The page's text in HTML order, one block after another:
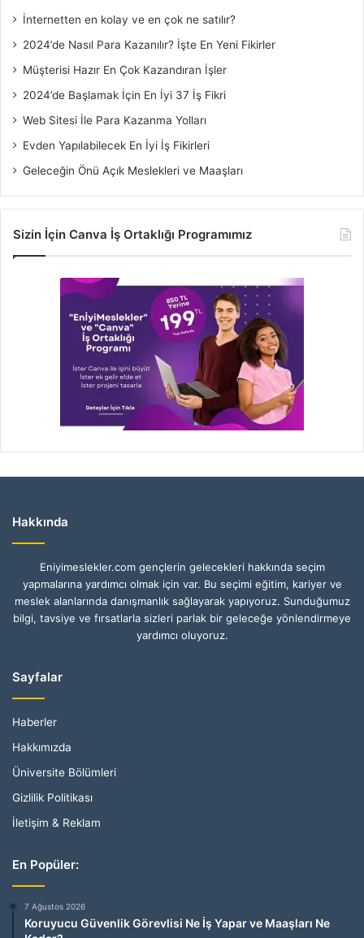
İnternetten en kolay ve en çok ne satılır?
2024’de Nasıl Para Kazanılır? İşte En Yeni Fikirler
Müşterisi Hazır En Çok Kazandıran İşler
2024’de Başlamak İçin En İyi 37 İş Fikri
Web Sitesi İle Para Kazanma Yolları
Evden Yapılabilecek En İyi İş Fikirleri
Geleceğin Önü Açık Meslekleri ve Maaşları
Sizin İçin Canva İş Ortaklığı Programımız
Hakkında
Eniyimeslekler.com gençlerin gelecekleri hakkında seçim
yapmalarına yardımcı olmak için var. Bu seçimi eğitim, kariyer ve
meslek alanlarında danışmanlık sağlayarak yapıyoruz. Sunduğumuz
bilgi, tavsiye ve fırsatlarla sizleri parlak bir geleceğe yönlendirmeye
yardımcı oluyoruz.
Sayfalar
Haberler
Hakkımızda
Üniversite Bölümleri
Gizlilik Politikası
İletişim & Reklam
En Popüler:
7 Ağustos 2026
Koruyucu Güvenlik Görevlisi Ne İş Yapar ve Maaşları Ne